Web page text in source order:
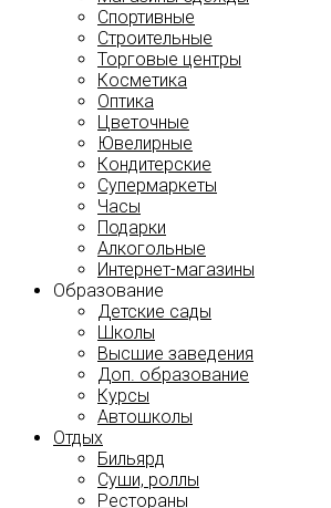
Спортивные
Строительные
Торговые центры
Косметика
Оптика
Цветочные
Ювелирные
Кондитерские
Супермаркеты
Часы
Подарки
Алкогольные
Интернет-магазины
Образование
Детские сады
Школы
Высшие заведения
Доп. образование
Курсы
Автошколы
Отдых
Бильярд
Суши, роллы
Рестораны